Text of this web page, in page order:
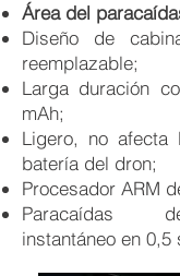
Área del
Diseño de
reemplazable;
Larga duración
mAh;
Ligero, no
batería del dron;
Procesador ARM
Paracaídas
instantáneo en 0,5